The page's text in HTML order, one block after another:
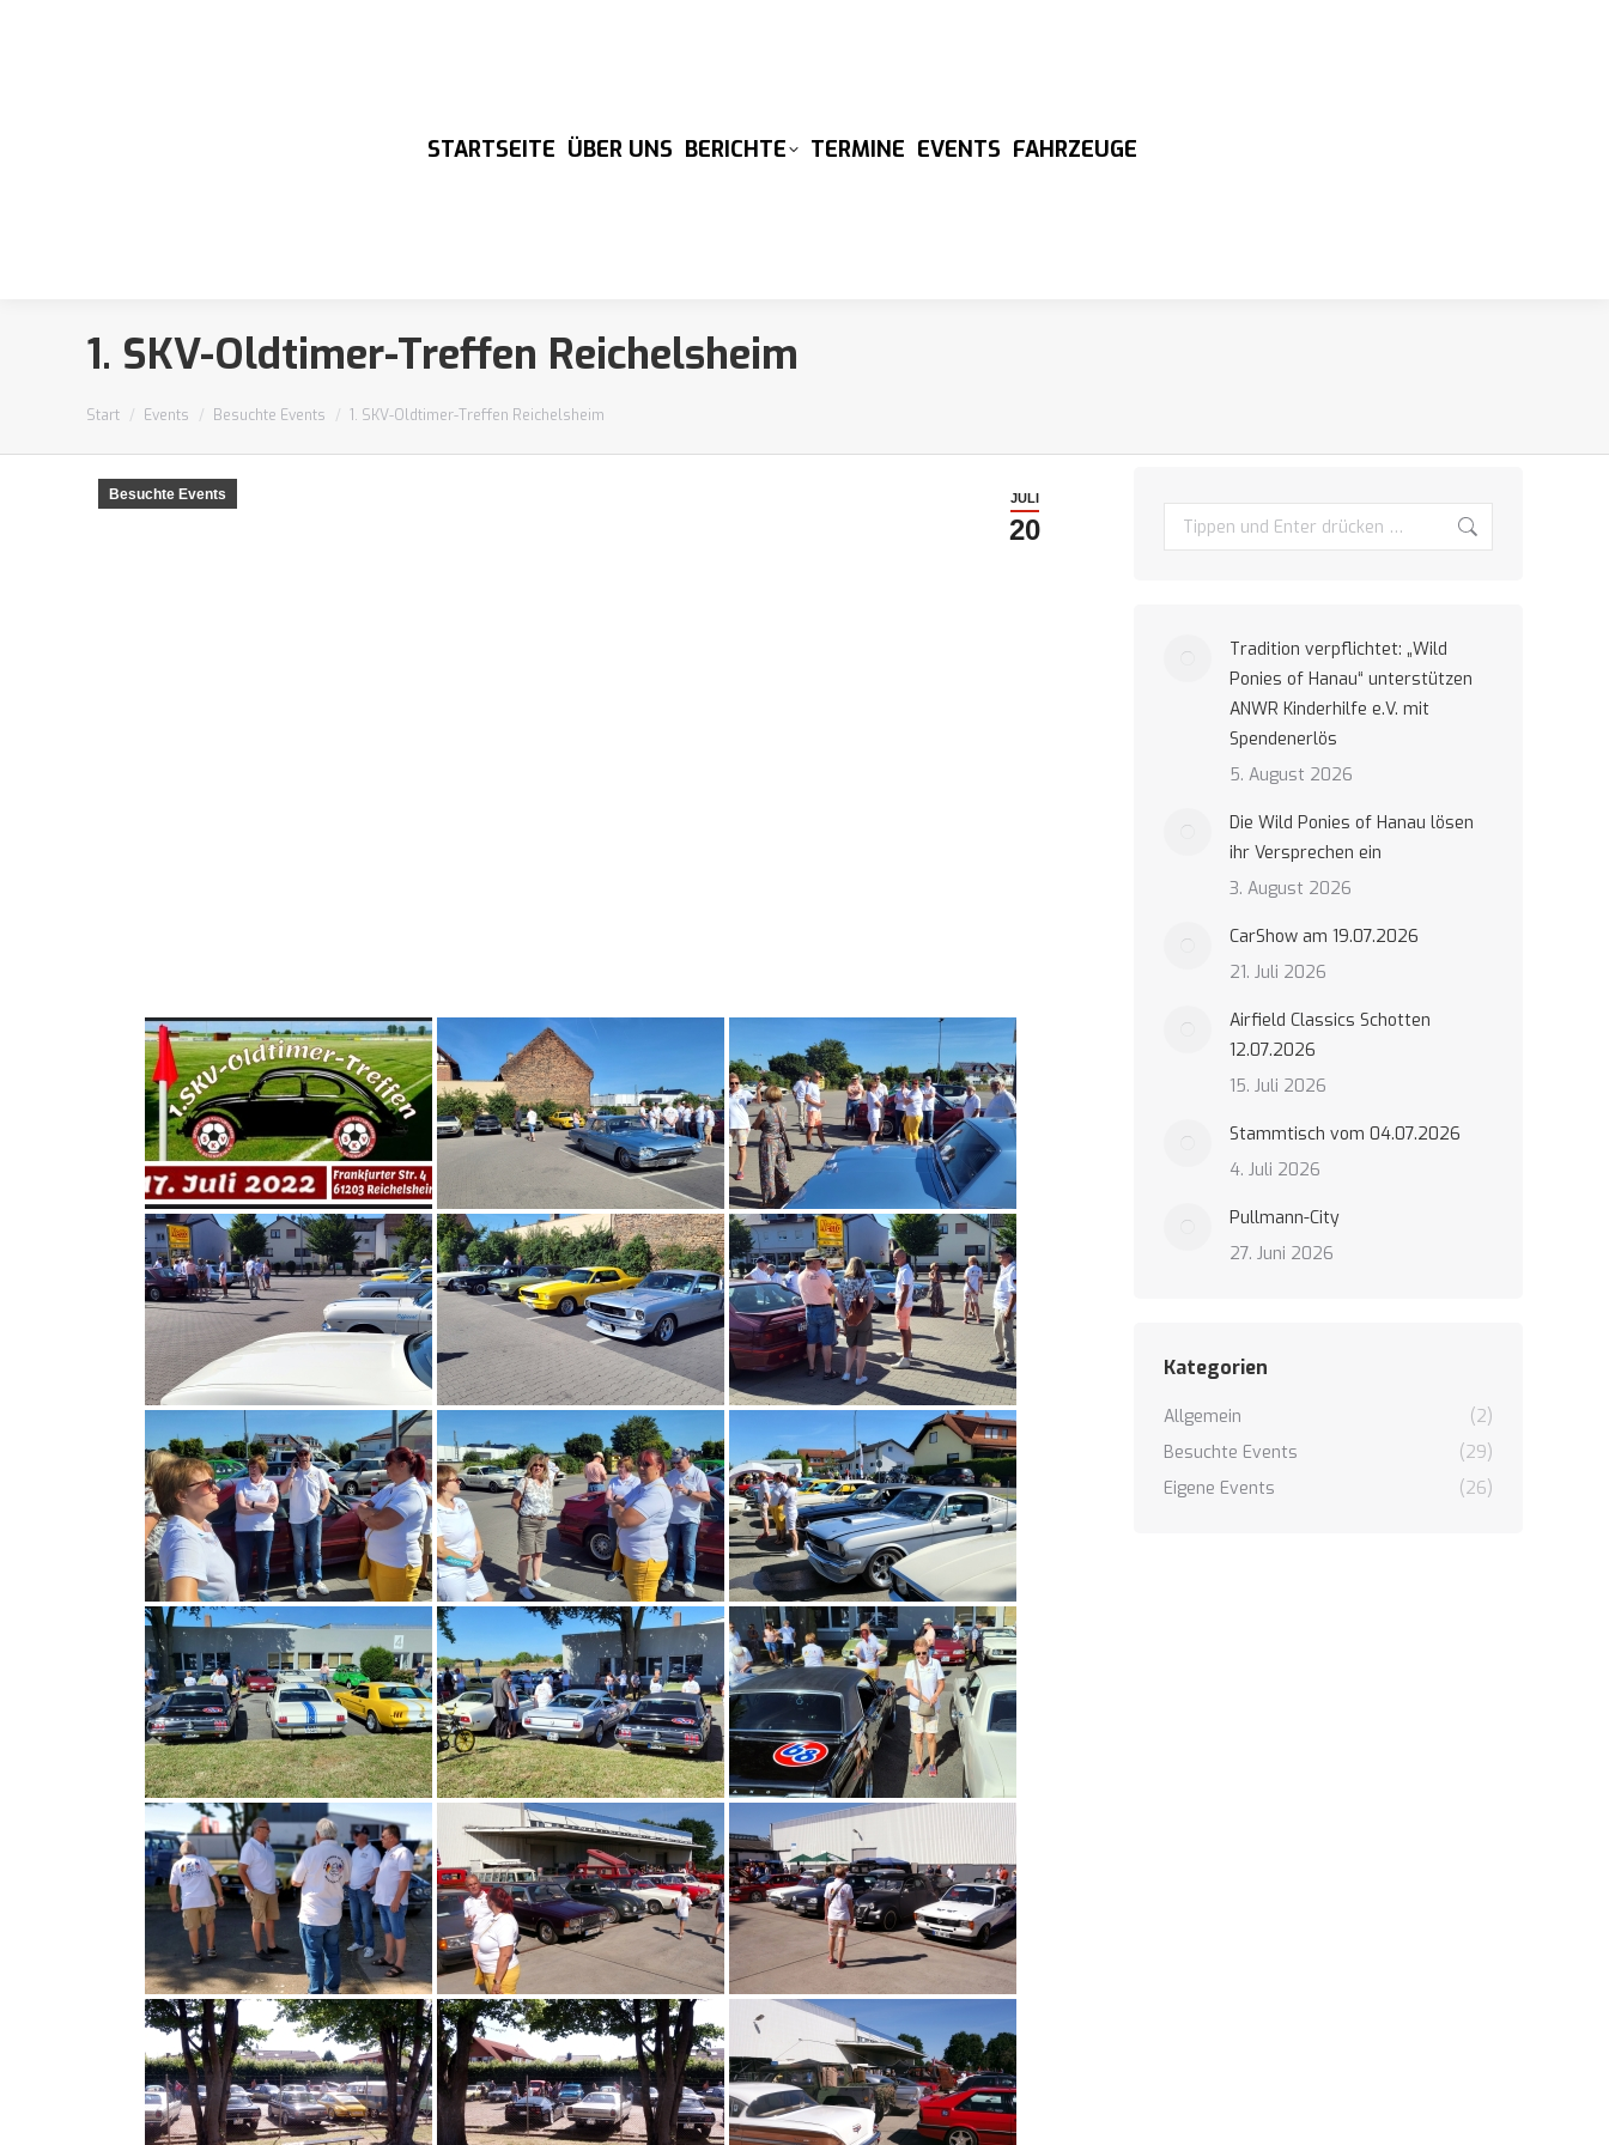
STARTSEITE ÜBER UNS BERICHTE TERMINE EVENTS FAHRZEUGE
1. SKV-Oldtimer-Treffen Reichelsheim
Start Events Besuchte Events 1. SKV-Oldtimer-Treffen Reichelsheim
JULI
20
Besuchte Events
Search:
Tradition verpflichtet: „Wild
Ponies of Hanau“ unterstützen
ANWR Kinderhilfe e.V. mit
Spendenerlös
5. August 2026
Die Wild Ponies of Hanau lösen
ihr Versprechen ein
3. August 2026
CarShow am 19.07.2026
21. Juli 2026
Airfield Classics Schotten
12.07.2026
15. Juli 2026
Stammtisch vom 04.07.2026
4. Juli 2026
Pullmann-City
27. Juni 2026
Kategorien
Allgemein
(2)
Besuchte Events
(29)
Eigene Events
(26)